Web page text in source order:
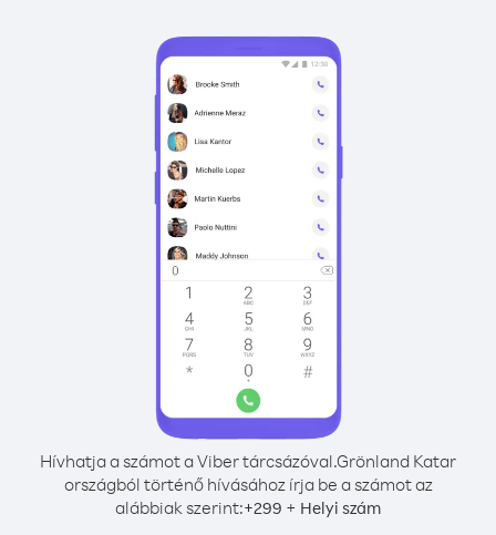
Hívhatja a számot a Viber tárcsázóval.Grönland Katar
országból történő hívásához írja be a számot az
alábbiak szerint:+299 + Helyi szám